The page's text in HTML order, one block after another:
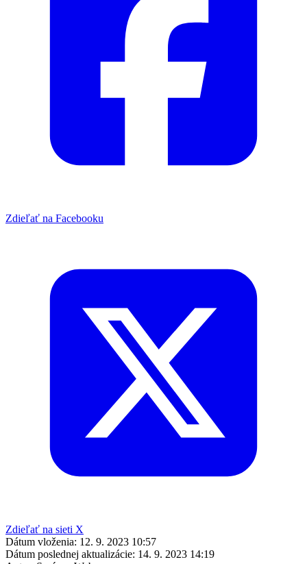
Zdieľať na Facebooku
Zdieľať na sieti X
Dátum vloženia: 12. 9. 2023 10:57
Dátum poslednej aktualizácie: 14. 9. 2023 14:19